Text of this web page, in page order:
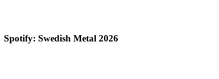
Spotify: Swedish Metal 2026